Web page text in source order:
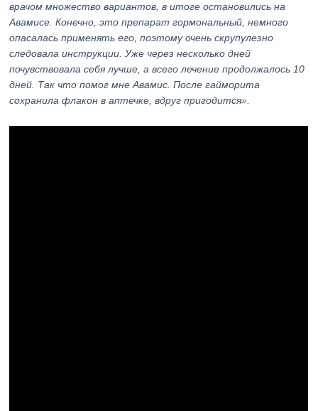
врачом множество вариантов, в итоге остановились на
Авамисе. Конечно, это препарат гормональный, немного
опасалась применять его, поэтому очень скрупулезно
следовала инструкции. Уже через несколько дней
почувствовала себя лучше, а всего лечение продолжалось 10
дней. Так что помог мне Авамис. После гайморита
сохранила флакон в аптечке, вдруг пригодится».